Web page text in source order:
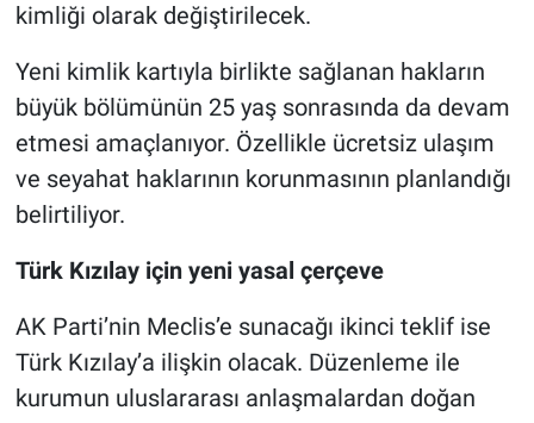
kimliği olarak değiştirilecek.
Yeni kimlik kartıyla birlikte sağlanan hakların
büyük bölümünün 25 yaş sonrasında da devam
etmesi amaçlanıyor. Özellikle ücretsiz ulaşım
ve seyahat haklarının korunmasının planlandığı
belirtiliyor.
Türk Kızılay için yeni yasal çerçeve
AK Parti’nin Meclis’e sunacağı ikinci teklif ise
Türk Kızılay’a ilişkin olacak. Düzenleme ile
kurumun uluslararası anlaşmalardan doğan